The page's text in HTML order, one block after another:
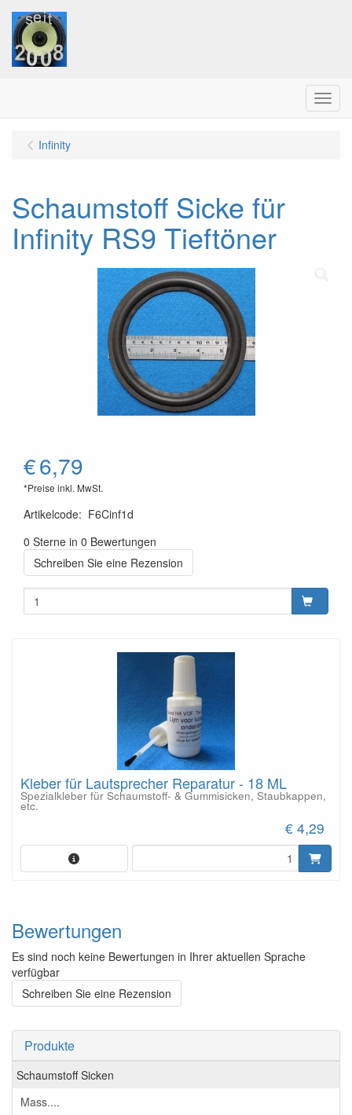
Menu
Produkte
Schaumstoff Sicken
Mass....
Infinity
Schaumstoff Sicke für
Infinity RS9 Tieftöner
€6,79
*Preise inkl. MwSt.
Artikelcode: F6Cinf1d
0 Sterne in 0 Bewertungen
Schreiben Sie eine Rezension
Kleber für Lautsprecher Reparatur - 18 ML
Spezialkleber für Schaumstoff- & Gummisicken, Staubkappen,
etc.
€ 4,29
Bewertungen
Es sind noch keine Bewertungen in Ihrer aktuellen Sprache
verfügbar
Schreiben Sie eine Rezension